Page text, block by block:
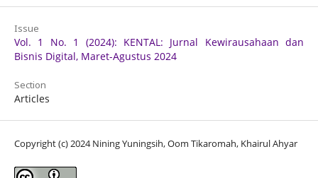
Issue
Vol. 1 No. 1 (2024): KENTAL: Jurnal Kewirausahaan dan
Bisnis Digital, Maret-Agustus 2024
Section
Articles
Copyright (c) 2024 Nining Yuningsih, Oom Tikaromah, Khairul Ahyar